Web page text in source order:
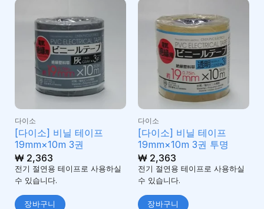
다이소
[다이소] 비닐 테이프
19mm×10m 3권
₩2,363
전기 절연용 테이프로 사용하실
수 있습니다.
장바구니
다이소
[다이소] 비닐 테이프
19mm×10m 3권 투명
₩2,363
전기 절연용 테이프로 사용하실
수 있습니다.
장바구니